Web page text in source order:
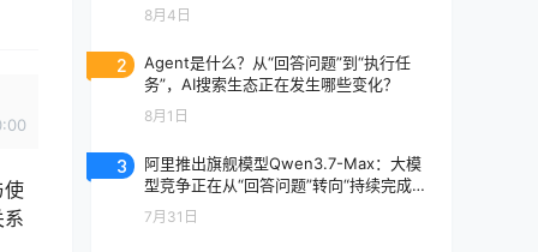
使
8月4日
2
Agent是什么？从“回答问题”到“执行任
务”，AI搜索生态正在发生哪些变化？
8月1日
3
阿里推出旗舰模型Qwen3.7-Max：大模
型竞争正在从“回答问题”转向“持续完成任
务”
7月31日